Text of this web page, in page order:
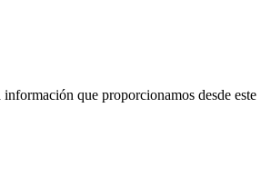
que proporcionamos desde este